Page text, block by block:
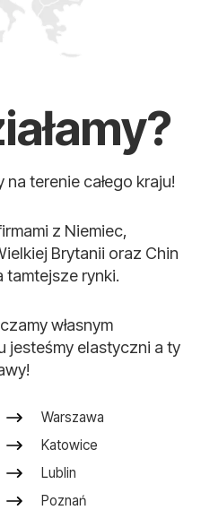
terenie całego kraju!
z Niemiec,
Brytanii oraz Chin
rynki.
własnym
jesteśmy elastyczni a ty
Warszawa
Katowice
Lublin
Poznań